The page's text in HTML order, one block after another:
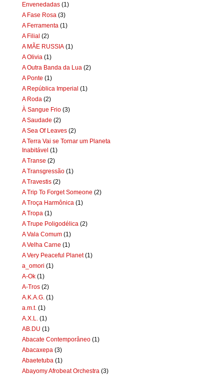
Envenedadas (1)
A Fase Rosa (3)
A Ferramenta (1)
A Filial (2)
A MÃE RUSSIA (1)
A Olivia (1)
A Outra Banda da Lua (2)
A Ponte (1)
A República Imperial (1)
A Roda (2)
À Sangue Frio (3)
A Saudade (2)
A Sea Of Leaves (2)
A Terra Vai se Tornar um Planeta
Inabitável (1)
A Transe (2)
A Transgressão (1)
A Travestis (2)
A Trip To Forget Someone (2)
A Troça Harmônica (1)
A Tropa (1)
A Trupe Poligodélica (2)
A Vala Comum (1)
A Velha Carne (1)
A Very Peaceful Planet (1)
a_omori (1)
A-Ok (1)
A-Tros (2)
A.K.A.G. (1)
a.m.t. (1)
A.X.L.
(1)
AB.DU (1)
Abacate Contemporâneo (1)
Abacaxepa (3)
Abaetetuba (1)
Abayomy Afrobeat Orchestra (3)